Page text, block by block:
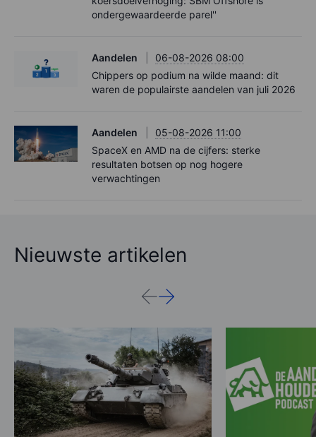
ondergewaardeerde parel''
Aandelen
06-08-2026 08:00
Chippers op podium na wilde maand: dit
waren de populairste aandelen van juli 2026
Aandelen
05-08-2026 11:00
SpaceX en AMD na de cijfers: sterke
resultaten botsen op nog hogere
verwachtingen
Nieuwste artikelen